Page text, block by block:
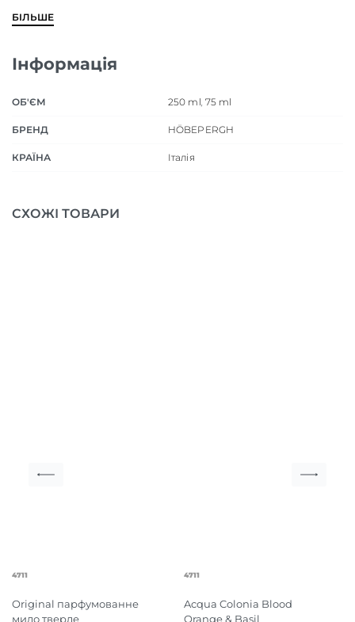
БІЛЬШЕ
Інформація
ОБ'ЄМ 250 ml, 75 ml
БРЕНД HÖBEPERGH
КРАЇНА Італія
СХОЖІ ТОВАРИ
4711
Original парфумованне
мило тверде
4711
Acqua Colonia Blood
Orange & Basil